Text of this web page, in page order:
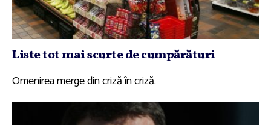
Liste tot mai scurte de cumpărături
Omenirea merge din criză în criză.